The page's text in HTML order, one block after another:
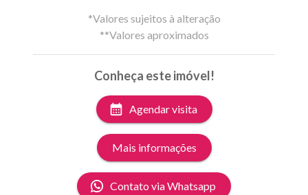
*Valores sujeitos à alteração
**Valores aproximados
Conheça este imóvel!
Agendar visita
Mais informações
Contato via Whatsapp